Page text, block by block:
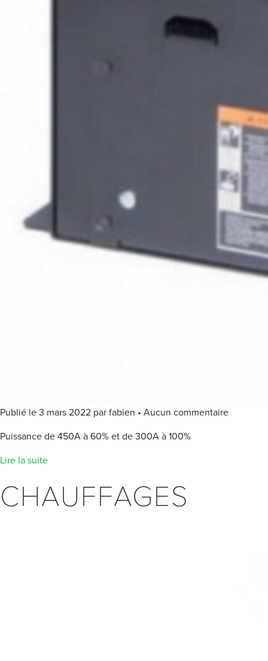
Publié le 3 mars 2022 par fabien • Aucun commentaire
Puissance de 450A à 60% et de 300A à 100%
Lire la suite
CHAUFFAGES